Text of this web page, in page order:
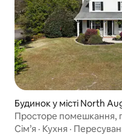
Будинок у місті North
Просторе помешкання,
хвилин до міста.
Сім’я · Кухня ·